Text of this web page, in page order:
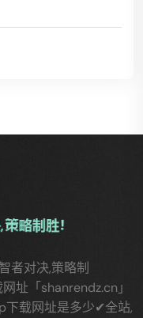
者对决,策略制
址「shanrendz.cn」
下载网址是多少✔全站,